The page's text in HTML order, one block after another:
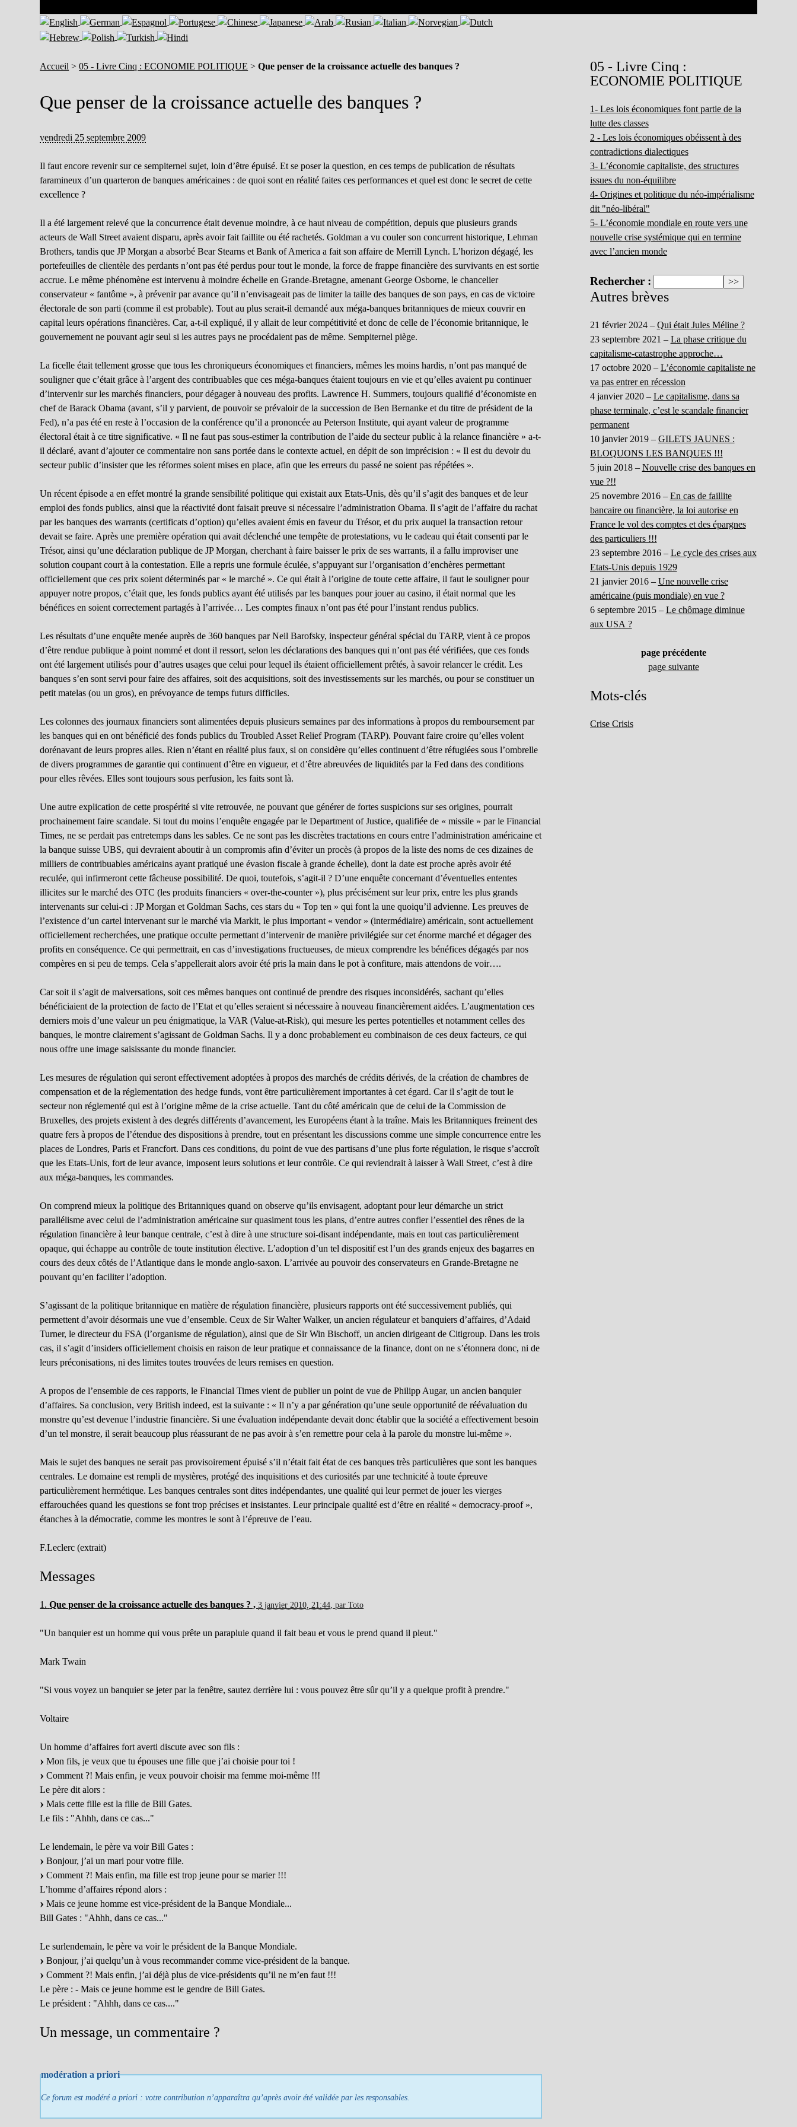
Accueil >05 - Livre Cinq : ECONOMIE POLITIQUE >Que penser de la croissance actuelle des banques ?
Que penser de la croissance actuelle des banques ?
vendredi 25 septembre 2009
Il faut encore revenir sur ce sempiternel sujet, loin d’être épuisé. Et se poser la question, en ces temps de publication de résultats
faramineux d’un quarteron de banques américaines : de quoi sont en réalité faites ces performances et quel est donc le secret de cette
excellence ?
Il a été largement relevé que la concurrence était devenue moindre, à ce haut niveau de compétition, depuis que plusieurs grands
acteurs de Wall Street avaient disparu, après avoir fait faillite ou été rachetés. Goldman a vu couler son concurrent historique, Lehman
Brothers, tandis que JP Morgan a absorbé Bear Stearns et Bank of America a fait son affaire de Merrill Lynch. L’horizon dégagé, les
portefeuilles de clientèle des perdants n’ont pas été perdus pour tout le monde, la force de frappe financière des survivants en est sortie
accrue. Le même phénomène est intervenu à moindre échelle en Grande-Bretagne, amenant George Osborne, le chancelier
conservateur « fantôme », à prévenir par avance qu’il n’envisageait pas de limiter la taille des banques de son pays, en cas de victoire
électorale de son parti (comme il est probable). Tout au plus serait-il demandé aux méga-banques britanniques de mieux couvrir en
capital leurs opérations financières. Car, a-t-il expliqué, il y allait de leur compétitivité et donc de celle de l’économie britannique, le
gouvernement ne pouvant agir seul si les autres pays ne procédaient pas de même. Sempiternel piège.
La ficelle était tellement grosse que tous les chroniqueurs économiques et financiers, mêmes les moins hardis, n’ont pas manqué de
souligner que c’était grâce à l’argent des contribuables que ces méga-banques étaient toujours en vie et qu’elles avaient pu continuer
d’intervenir sur les marchés financiers, pour dégager à nouveau des profits. Lawrence H. Summers, toujours qualifié d’économiste en
chef de Barack Obama (avant, s’il y parvient, de pouvoir se prévaloir de la succession de Ben Bernanke et du titre de président de la
Fed), n’a pas été en reste à l’occasion de la conférence qu’il a prononcée au Peterson Institute, qui ayant valeur de programme
électoral était à ce titre significative. « Il ne faut pas sous-estimer la contribution de l’aide du secteur public à la relance financière » a-t-
il déclaré, avant d’ajouter ce commentaire non sans portée dans le contexte actuel, en dépit de son imprécision : « Il est du devoir du
secteur public d’insister que les réformes soient mises en place, afin que les erreurs du passé ne soient pas répétées ».
Un récent épisode a en effet montré la grande sensibilité politique qui existait aux Etats-Unis, dès qu’il s’agit des banques et de leur
emploi des fonds publics, ainsi que la réactivité dont faisait preuve si nécessaire l’administration Obama. Il s’agit de l’affaire du rachat
par les banques des warrants (certificats d’option) qu’elles avaient émis en faveur du Trésor, et du prix auquel la transaction retour
devait se faire. Après une première opération qui avait déclenché une tempête de protestations, vu le cadeau qui était consenti par le
Trésor, ainsi qu’une déclaration publique de JP Morgan, cherchant à faire baisser le prix de ses warrants, il a fallu improviser une
solution coupant court à la contestation. Elle a repris une formule éculée, s’appuyant sur l’organisation d’enchères permettant
officiellement que ces prix soient déterminés par « le marché ». Ce qui était à l’origine de toute cette affaire, il faut le souligner pour
appuyer notre propos, c’était que, les fonds publics ayant été utilisés par les banques pour jouer au casino, il était normal que les
bénéfices en soient correctement partagés à l’arrivée… Les comptes finaux n’ont pas été pour l’instant rendus publics.
Les résultats d’une enquête menée auprès de 360 banques par Neil Barofsky, inspecteur général spécial du TARP, vient à ce propos
d’être rendue publique à point nommé et dont il ressort, selon les déclarations des banques qui n’ont pas été vérifiées, que ces fonds
ont été largement utilisés pour d’autres usages que celui pour lequel ils étaient officiellement prêtés, à savoir relancer le crédit. Les
banques s’en sont servi pour faire des affaires, soit des acquisitions, soit des investissements sur les marchés, ou pour se constituer un
petit matelas (ou un gros), en prévoyance de temps futurs difficiles.
Les colonnes des journaux financiers sont alimentées depuis plusieurs semaines par des informations à propos du remboursement par
les banques qui en ont bénéficié des fonds publics du Troubled Asset Relief Program (TARP). Pouvant faire croire qu’elles volent
dorénavant de leurs propres ailes. Rien n’étant en réalité plus faux, si on considère qu’elles continuent d’être réfugiées sous l’ombrelle
de divers programmes de garantie qui continuent d’être en vigueur, et d’être abreuvées de liquidités par la Fed dans des conditions
pour elles rêvées. Elles sont toujours sous perfusion, les faits sont là.
Une autre explication de cette prospérité si vite retrouvée, ne pouvant que générer de fortes suspicions sur ses origines, pourrait
prochainement faire scandale. Si tout du moins l’enquête engagée par le Department of Justice, qualifiée de « missile » par le Financial
Times, ne se perdait pas entretemps dans les sables. Ce ne sont pas les discrètes tractations en cours entre l’administration américaine et
la banque suisse UBS, qui devraient aboutir à un compromis afin d’éviter un procès (à propos de la liste des noms de ces dizaines de
milliers de contribuables américains ayant pratiqué une évasion fiscale à grande échelle), dont la date est proche après avoir été
reculée, qui infirmeront cette fâcheuse possibilité. De quoi, toutefois, s’agit-il ? D’une enquête concernant d’éventuelles ententes
illicites sur le marché des OTC (les produits financiers « over-the-counter »), plus précisément sur leur prix, entre les plus grands
intervenants sur celui-ci : JP Morgan et Goldman Sachs, ces stars du « Top ten » qui font la une quoiqu’il advienne. Les preuves de
l’existence d’un cartel intervenant sur le marché via Markit, le plus important « vendor » (intermédiaire) américain, sont actuellement
officiellement recherchées, une pratique occulte permettant d’intervenir de manière privilégiée sur cet énorme marché et dégager des
profits en conséquence. Ce qui permettrait, en cas d’investigations fructueuses, de mieux comprendre les bénéfices dégagés par nos
compères en si peu de temps. Cela s’appellerait alors avoir été pris la main dans le pot à confiture, mais attendons de voir….
Car soit il s’agit de malversations, soit ces mêmes banques ont continué de prendre des risques inconsidérés, sachant qu’elles
bénéficiaient de la protection de facto de l’Etat et qu’elles seraient si nécessaire à nouveau financièrement aidées. L’augmentation ces
derniers mois d’une valeur un peu énigmatique, la VAR (Value-at-Risk), qui mesure les pertes potentielles et notamment celles des
banques, le montre clairement s’agissant de Goldman Sachs. Il y a donc probablement eu combinaison de ces deux facteurs, ce qui
nous offre une image saisissante du monde financier.
Les mesures de régulation qui seront effectivement adoptées à propos des marchés de crédits dérivés, de la création de chambres de
compensation et de la réglementation des hedge funds, vont être particulièrement importantes à cet égard. Car il s’agit de tout le
secteur non réglementé qui est à l’origine même de la crise actuelle. Tant du côté américain que de celui de la Commission de
Bruxelles, des projets existent à des degrés différents d’avancement, les Européens étant à la traîne. Mais les Britanniques freinent des
quatre fers à propos de l’étendue des dispositions à prendre, tout en présentant les discussions comme une simple concurrence entre les
places de Londres, Paris et Francfort. Dans ces conditions, du point de vue des partisans d’une plus forte régulation, le risque s’accroît
que les Etats-Unis, fort de leur avance, imposent leurs solutions et leur contrôle. Ce qui reviendrait à laisser à Wall Street, c’est à dire
aux méga-banques, les commandes.
On comprend mieux la politique des Britanniques quand on observe qu’ils envisagent, adoptant pour leur démarche un strict
parallélisme avec celui de l’administration américaine sur quasiment tous les plans, d’entre autres confier l’essentiel des rênes de la
régulation financière à leur banque centrale, c’est à dire à une structure soi-disant indépendante, mais en tout cas particulièrement
opaque, qui échappe au contrôle de toute institution élective. L’adoption d’un tel dispositif est l’un des grands enjeux des bagarres en
cours des deux côtés de l’Atlantique dans le monde anglo-saxon. L’arrivée au pouvoir des conservateurs en Grande-Bretagne ne
pouvant qu’en faciliter l’adoption.
S’agissant de la politique britannique en matière de régulation financière, plusieurs rapports ont été successivement publiés, qui
permettent d’avoir désormais une vue d’ensemble. Ceux de Sir Walter Walker, un ancien régulateur et banquiers d’affaires, d’Adaid
Turner, le directeur du FSA (l’organisme de régulation), ainsi que de Sir Win Bischoff, un ancien dirigeant de Citigroup. Dans les trois
cas, il s’agit d’insiders officiellement choisis en raison de leur pratique et connaissance de la finance, dont on ne s’étonnera donc, ni de
leurs préconisations, ni des limites toutes trouvées de leurs remises en question.
A propos de l’ensemble de ces rapports, le Financial Times vient de publier un point de vue de Philipp Augar, un ancien banquier
d’affaires. Sa conclusion, very British indeed, est la suivante : « Il n’y a par génération qu’une seule opportunité de réévaluation du
monstre qu’est devenue l’industrie financière. Si une évaluation indépendante devait donc établir que la société a effectivement besoin
d’un tel monstre, il serait beaucoup plus réassurant de ne pas avoir à s’en remettre pour cela à la parole du monstre lui-même ».
Mais le sujet des banques ne serait pas provisoirement épuisé s’il n’était fait état de ces banques très particulières que sont les banques
centrales. Le domaine est rempli de mystères, protégé des inquisitions et des curiosités par une technicité à toute épreuve
particulièrement hermétique. Les banques centrales sont dites indépendantes, une qualité qui leur permet de jouer les vierges
effarouchées quand les questions se font trop précises et insistantes. Leur principale qualité est d’être en réalité « democracy-proof »,
étanches à la démocratie, comme les montres le sont à l’épreuve de l’eau.
F.Leclerc (extrait)
Messages
1. Que penser de la croissance actuelle des banques ? ,3 janvier 2010, 21:44 ,parToto
"Un banquier est un homme qui vous prête un parapluie quand il fait beau et vous le prend quand il pleut."
Mark Twain
"Si vous voyez un banquier se jeter par la fenêtre, sautez derrière lui : vous pouvez être sûr qu’il y a quelque profit à prendre."
Voltaire
Un homme d’affaires fort averti discute avec son fils :
Mon fils, je veux que tu épouses une fille que j’ai choisie pour toi !
Comment ?! Mais enfin, je veux pouvoir choisir ma femme moi-même !!!
Le père dit alors :
Mais cette fille est la fille de Bill Gates.
Le fils : "Ahhh, dans ce cas..."
Le lendemain, le père va voir Bill Gates :
Bonjour, j’ai un mari pour votre fille.
Comment ?! Mais enfin, ma fille est trop jeune pour se marier !!!
L’homme d’affaires répond alors :
Mais ce jeune homme est vice-président de la Banque Mondiale...
Bill Gates : "Ahhh, dans ce cas..."
Le surlendemain, le père va voir le président de la Banque Mondiale.
Bonjour, j’ai quelqu’un à vous recommander comme vice-président de la banque.
Comment ?! Mais enfin, j’ai déjà plus de vice-présidents qu’il ne m’en faut !!!
Le père : - Mais ce jeune homme est le gendre de Bill Gates.
Le président : "Ahhh, dans ce cas...."
Un message, un commentaire ?
modération a priori
Ce forum est modéré a priori : votre contribution n’apparaîtra qu’après avoir été validée par les responsables.
05 - Livre Cinq :
ECONOMIE POLITIQUE
1- Les lois économiques font partie de la
lutte des classes
2 - Les lois économiques obéissent à des
contradictions dialectiques
3- L’économie capitaliste, des structures
issues du non-équilibre
4- Origines et politique du néo-impérialisme
dit "néo-libéral"
5- L’économie mondiale en route vers une
nouvelle crise systémique qui en termine
avec l’ancien monde
Rechercher :
Autres brèves
21 février 2024 – Qui était Jules Méline ?
23 septembre 2021 – La phase critique du
capitalisme-catastrophe approche…
17 octobre 2020 – L’économie capitaliste ne
va pas entrer en récession
4 janvier 2020 – Le capitalisme, dans sa
phase terminale, c’est le scandale financier
permanent
10 janvier 2019 – GILETS JAUNES :
BLOQUONS LES BANQUES !!!
5 juin 2018 – Nouvelle crise des banques en
vue ?!!
25 novembre 2016 – En cas de faillite
bancaire ou financière, la loi autorise en
France le vol des comptes et des épargnes
des particuliers !!!
23 septembre 2016 – Le cycle des crises aux
Etats-Unis depuis 1929
21 janvier 2016 – Une nouvelle crise
américaine (puis mondiale) en vue ?
6 septembre 2015 – Le chômage diminue
aux USA ?
page précédente
page suivante
Mots-clés
Crise Crisis